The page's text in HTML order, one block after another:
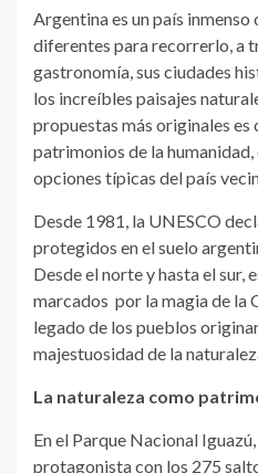
Argentina es un país
diferentes para recorrerlo, a
gastronomía, sus ciudades
los increíbles paisajes
propuestas más originales es
patrimonios de la humanidad,
opciones típicas del país
Desde 1981, la UNESCO
protegidos en el suelo
Desde el norte y hasta el sur,
marcados por la magia de la
legado de los pueblos
majestuosidad de la
La naturaleza como
En el Parque Nacional
protagonista con los 275